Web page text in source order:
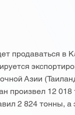
продаваться в
Азии
произвел 12
2 824 тонны,